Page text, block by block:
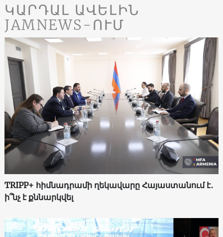
ԿԱՐԴԱԼ ԱՎԵԼԻՆ
JAMNEWS-ՈՒՄ
TRIPP+ հիմնադրամի ղեկավարը Հայաստանում է․
ի՞նչ է քննարկվել